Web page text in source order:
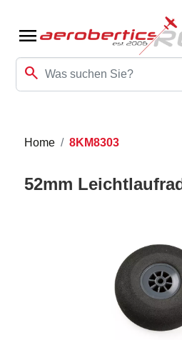
menu
search
Home 8KM8303
52mm